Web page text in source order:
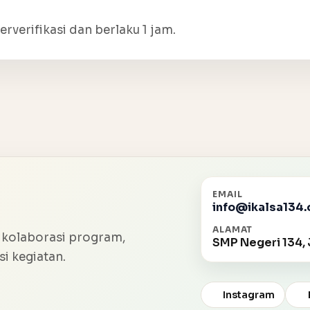
dan berlaku 1 jam.
program,
kegiatan.
EMAIL
ALAMAT
SMP Negeri
Instagram